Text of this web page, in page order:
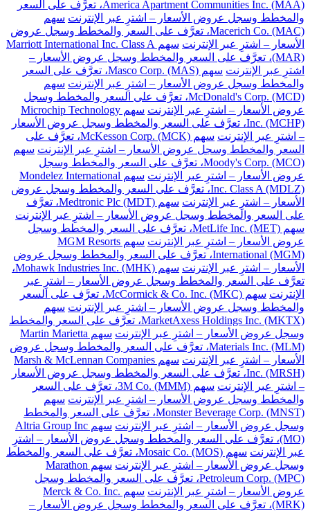
America Apartment Communities Inc. (MAA)، تعرَّف على السعر
والمخطط وسجل عروض الأسعار – اشترِ عبر الإنترنت سهم
Macerich Co. (MAC)، تعرَّف على السعر والمخطط وسجل عروض
الأسعار – اشترِ عبر الإنترنت
سهم Marriott International Inc. Class A
(MAR)، تعرَّف على السعر والمخطط وسجل عروض الأسعار –
اشترِ عبر الإنترنت
سهم Masco Corp. (MAS)، تعرَّف على السعر
والمخطط وسجل عروض الأسعار – اشترِ عبر الإنترنت سهم
McDonald's Corp. (MCD)، تعرَّف على السعر والمخطط وسجل
عروض الأسعار – اشترِ عبر الإنترنت
سهم Microchip Technology
Inc. (MCHP)، تعرَّف على السعر والمخطط وسجل عروض الأسعار
– اشترِ عبر الإنترنت
سهم McKesson Corp. (MCK)، تعرَّف على
السعر والمخطط وسجل عروض الأسعار – اشترِ عبر الإنترنت سهم
Moody's Corp. (MCO)، تعرَّف على السعر والمخطط وسجل
عروض الأسعار – اشترِ عبر الإنترنت
سهم Mondelez International
Inc. Class A (MDLZ)، تعرَّف على السعر والمخطط وسجل عروض
الأسعار – اشترِ عبر الإنترنت
سهم Medtronic Plc (MDT)، تعرَّف
على السعر والمخطط وسجل عروض الأسعار – اشترِ عبر الإنترنت
سهم MetLife Inc. (MET)، تعرَّف على السعر والمخطط وسجل
عروض الأسعار – اشترِ عبر الإنترنت
سهم MGM Resorts
International (MGM)، تعرَّف على السعر والمخطط وسجل عروض
الأسعار – اشترِ عبر الإنترنت
سهم Mohawk Industries Inc. (MHK)،
تعرَّف على السعر والمخطط وسجل عروض الأسعار – اشترِ عبر
الإنترنت
سهم McCormick & Co. Inc. (MKC)، تعرَّف على السعر
والمخطط وسجل عروض الأسعار – اشترِ عبر الإنترنت سهم
MarketAxess Holdings Inc. (MKTX)، تعرَّف على السعر والمخطط
وسجل عروض الأسعار – اشترِ عبر الإنترنت
سهم Martin Marietta
Materials Inc. (MLM)، تعرَّف على السعر والمخطط وسجل عروض
الأسعار – اشترِ عبر الإنترنت
سهم Marsh & McLennan Companies
Inc. (MRSH)، تعرَّف على السعر والمخطط وسجل عروض الأسعار
– اشترِ عبر الإنترنت
سهم 3M Co. (MMM)، تعرَّف على السعر
والمخطط وسجل عروض الأسعار – اشترِ عبر الإنترنت سهم
Monster Beverage Corp. (MNST)، تعرَّف على السعر والمخطط
وسجل عروض الأسعار – اشترِ عبر الإنترنت
سهم Altria Group Inc
(MO)، تعرَّف على السعر والمخطط وسجل عروض الأسعار – اشترِ
عبر الإنترنت
سهم Mosaic Co. (MOS)، تعرَّف على السعر والمخطط
وسجل عروض الأسعار – اشترِ عبر الإنترنت
سهم Marathon
Petroleum Corp. (MPC)، تعرَّف على السعر والمخطط وسجل
عروض الأسعار – اشترِ عبر الإنترنت
سهم Merck & Co. Inc.
(MRK)، تعرَّف على السعر والمخطط وسجل عروض الأسعار –